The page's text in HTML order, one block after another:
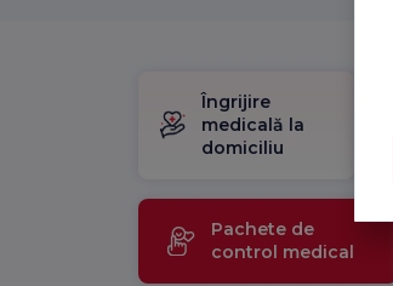
Îngrijire
medicală la
domiciliu
Pachete de
control medical